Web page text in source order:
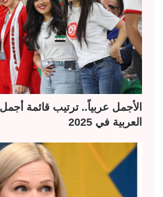
الأجمل عربياً.. ترتيب قائمة
العربية في 2025